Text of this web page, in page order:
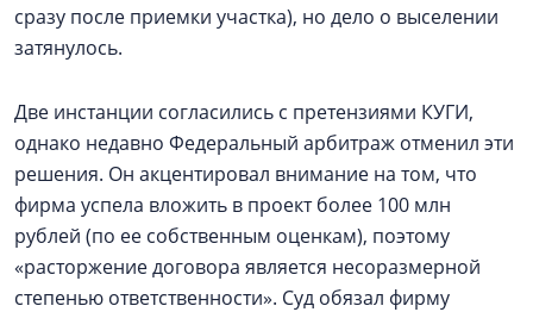
сразу после приемки участка), но дело о выселении
затянулось.
Две инстанции согласились с претензиями КУГИ,
однако недавно Федеральный арбитраж отменил эти
решения. Он акцентировал внимание на том, что
фирма успела вложить в проект более 100 млн
рублей (по ее собственным оценкам), поэтому
«расторжение договора является несоразмерной
степенью ответственности». Суд обязал фирму